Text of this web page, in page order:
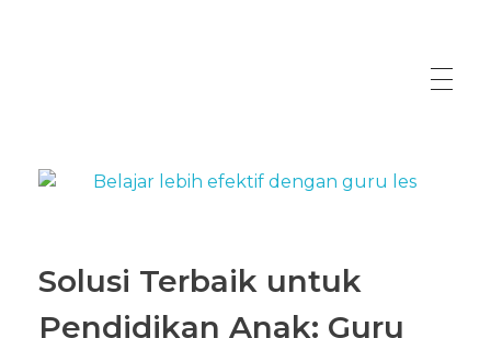
Solusi Terbaik untuk
Pendidikan Anak: Guru